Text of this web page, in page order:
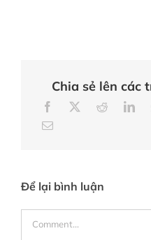
Chia sẻ lên các
Để lại bình luận
Comment